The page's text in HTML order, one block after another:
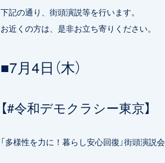
下記の通り、街頭演説等を行います。
お近くの方は、是非お立ち寄りください。
■7月4日（木）
【#令和デモクラシー東京】
「多様性を力に！暮らし安心回復」街頭演説会